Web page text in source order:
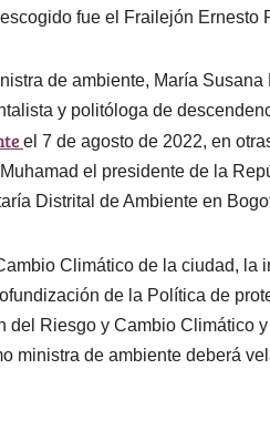
fue el Frailejón Ernesto
de ambiente, María Susana
y politóloga de
el 7 de agosto de 2022, en
el presidente de la
Distrital de Ambiente en
Climático de la ciudad, la
de la Política de
del Riesgo y Cambio Climático
ministra de ambiente deberá